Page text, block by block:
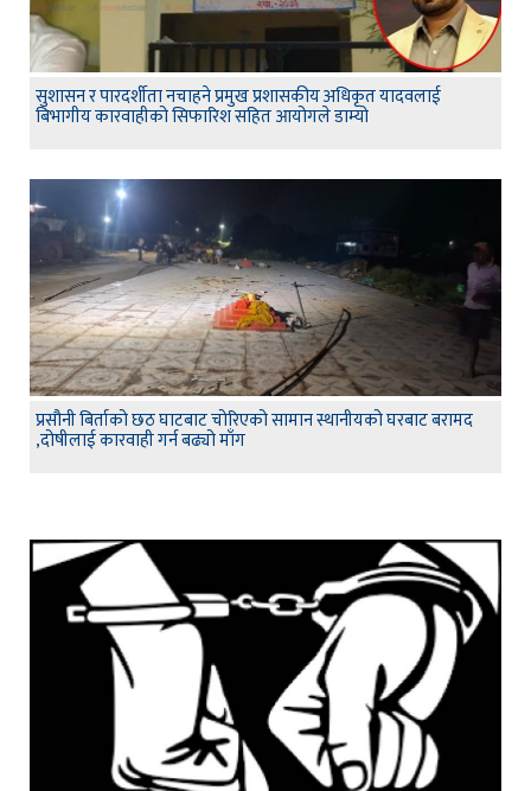
सुशासन र पारदर्शीता नचाहने प्रमुख प्रशासकीय अधिकृत यादवलाई
बिभागीय कारवाहीको सिफारिश सहित आयोगले डाम्यो
प्रसौनी बिर्ताको छठ घाटबाट चोरिएको सामान स्थानीयको घरबाट बरामद
,दोषीलाई कारवाही गर्न बढ्यो माँग